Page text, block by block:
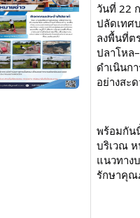
วันที่ 22
ปลัดเทศ
ลงพื้นที่ต
ปลาโหล
ดำเนินก
อย่างสะ
พร้อมกัน
บริเวณ
แนวทาง
รักษาคุณ